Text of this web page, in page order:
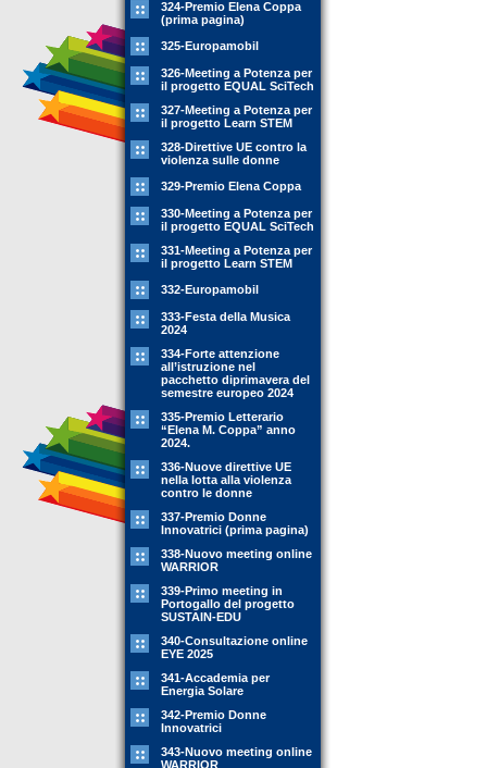
324-Premio Elena Coppa
(prima pagina)
325-Europamobil
326-Meeting a Potenza per
il progetto EQUAL SciTech
327-Meeting a Potenza per
il progetto Learn STEM
328-Direttive UE contro la
violenza sulle donne
329-Premio Elena Coppa
330-Meeting a Potenza per
il progetto EQUAL SciTech
331-Meeting a Potenza per
il progetto Learn STEM
332-Europamobil
333-Festa della Musica
2024
334-Forte attenzione
all’istruzione nel
pacchetto diprimavera del
semestre europeo 2024
335-Premio Letterario
“Elena M. Coppa” anno
2024.
336-Nuove direttive UE
nella lotta alla violenza
contro le donne
337-Premio Donne
Innovatrici (prima pagina)
338-Nuovo meeting online
WARRIOR
339-Primo meeting in
Portogallo del progetto
SUSTAIN-EDU
340-Consultazione online
EYE 2025
341-Accademia per
Energia Solare
342-Premio Donne
Innovatrici
343-Nuovo meeting online
WARRIOR